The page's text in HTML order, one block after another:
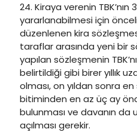
24. Kiraya verenin
yararlanabilmesi için
düzenlenen kira
taraflar arasında yeni bir
yapılan sözleşmenin
belirtildiği gibi birer yıllık
olması, on yıldan sonra en
bitiminden en az üç ay
bulunması ve davanın da
açılması gerekir.